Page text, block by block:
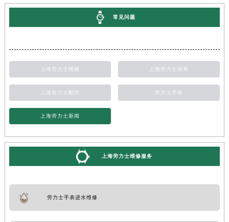
常见问题
上海劳力士维修 上海劳力士保养
上海劳力士配件 劳力士手表
上海劳力士新闻
上海劳力士维修服务
劳力士手表进水维修